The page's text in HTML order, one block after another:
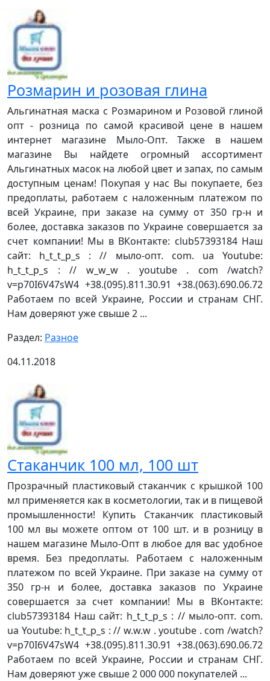
Розмарин и розовая глина
Альгинатная маска с Розмарином и Розовой глиной
опт - розница по самой красивой цене в нашем
интернет магазине Мыло-Опт. Также в нашем
магазине Вы найдете огромный ассортимент
Альгинатных масок на любой цвет и запах, по самым
доступным ценам! Покупая у нас Вы покупаете, без
предоплаты, работаем с наложенным платежом по
всей Украине, при заказе на сумму от 350 гр-н и
более, доставка заказов по Украине совершается за
счет компании! Мы в ВКонтакте: club57393184 Наш
сайт: h_t_t_p_s : // мыло-опт. com. ua Youtube:
h_t_t_p_s : // w_w_w . youtube . com /watch?
v=p70I6V47sW4 +38.(095).811.30.91 +38.(063).690.06.72
Работаем по всей Украине, России и странам СНГ.
Нам доверяют уже свыше 2 ...
Раздел: Разное
04.11.2018
Стаканчик 100 мл, 100 шт
Прозрачный пластиковый стаканчик с крышкой 100
мл применяется как в косметологии, так и в пищевой
промышленности! Купить Стаканчик пластиковый
100 мл вы можете оптом от 100 шт. и в розницу в
нашем магазине Мыло-Опт в любое для вас удобное
время. Без предоплаты. Работаем с наложенным
платежом по всей Украине. При заказе на сумму от
350 гр-н и более, доставка заказов по Украине
совершается за счет компании! Мы в ВКонтакте:
club57393184 Наш сайт: h_t_t_p_s : // мыло-опт. com.
ua Youtube: h_t_t_p_s : // w.w.w . youtube . com /watch?
v=p70I6V47sW4 +38.(095).811.30.91 +38.(063).690.06.72
Работаем по всей Украине, России и странам СНГ.
Нам доверяют уже свыше 2 000 000 покупателей ...